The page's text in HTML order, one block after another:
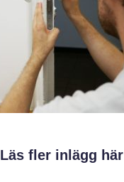
Läs fler inlägg här